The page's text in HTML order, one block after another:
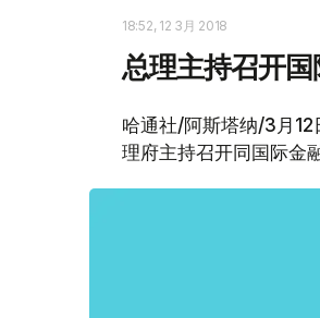
18:52, 12 3月 2018
总理主持召开
哈通社/阿斯塔纳/3月12
理府主持召开同国际金